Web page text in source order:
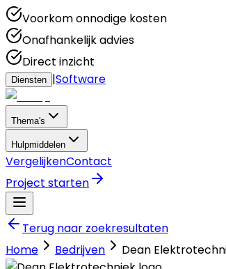
Voorkom onnodige kosten
Onafhankelijk advies
Direct inzicht
Diensten |Software
Thema's
Hulpmiddelen
VergelijkenContact
Project starten
Terug naar zoekresultaten
Home
Bedrijven Dean